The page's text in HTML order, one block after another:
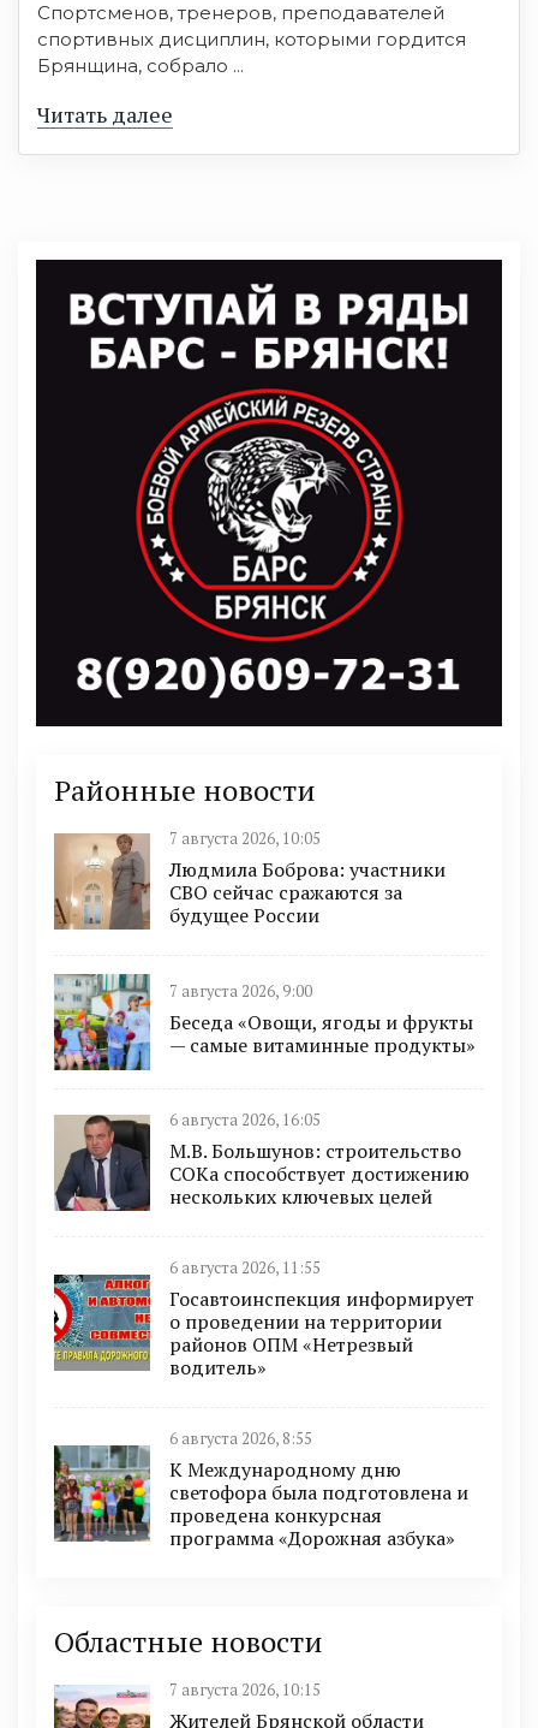
Спортсменов, тренеров, преподавателей
спортивных дисциплин, которыми гордится
Брянщина, собрало ...
Читать далее
Районные новости
7 августа 2026, 10:05
Людмила Боброва: участники
СВО сейчас сражаются за
будущее России
7 августа 2026, 9:00
Беседа «Овощи, ягоды и фрукты
— самые витаминные продукты»
6 августа 2026, 16:05
М.В. Большунов: строительство
СОКа способствует достижению
нескольких ключевых целей
6 августа 2026, 11:55
Госавтоинспекция информирует
о проведении на территории
районов ОПМ «Нетрезвый
водитель»
6 августа 2026, 8:55
К Международному дню
светофора была подготовлена и
проведена конкурсная
программа «Дорожная азбука»
Областные новости
7 августа 2026, 10:15
Жителей Брянской области